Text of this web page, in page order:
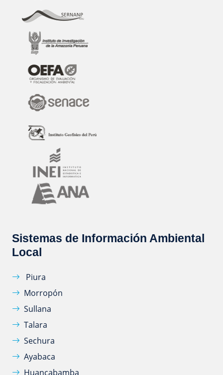
Sistemas de Información Ambiental
Local
Piura
Morropón
Sullana
Talara
Sechura
Ayabaca
Huancabamba